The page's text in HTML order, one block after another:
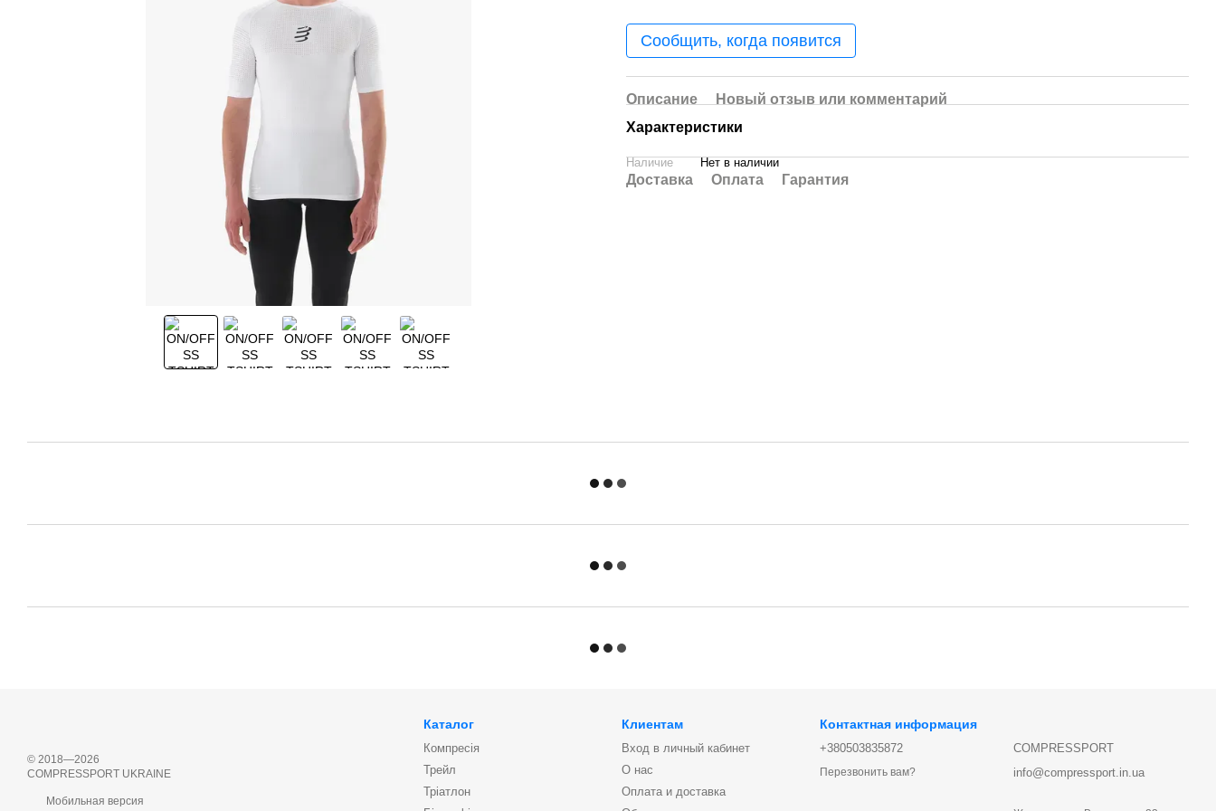
Сообщить, когда появится
Описание
Новый отзыв или комментарий
Характеристики
Наличие Нет в наличии
Доставка Оплата Гарантия
© 2018—2026
COMPRESSPORT UKRAINE
Мобильная версия
Каталог
Компресія
Трейл
Тріатлон
Клиентам
Вход в личный кабинет
О нас
Оплата и доставка
Контактная информация
+380503835872
Перезвонить вам?
COMPRESSPORT
info@compressport.in.ua